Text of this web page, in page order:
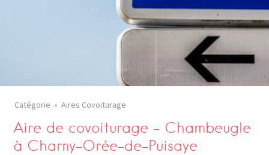
Catégorie Aires Covoiturage
Aire de covoiturage – Chambeugle
à Charny-Orée-de-Puisaye